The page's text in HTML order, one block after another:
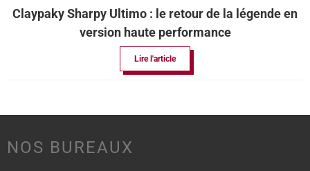
Claypaky Sharpy Ultimo : le retour de la légende en
version haute performance
Lire l'article
NOS BUREAUX